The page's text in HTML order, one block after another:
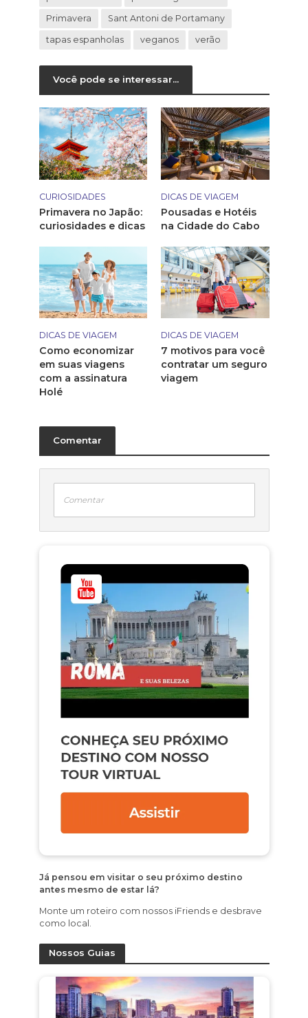
Primavera Sant Antoni de Portamany
tapas espanholas veganos verão
Você pode se interessar...
CURIOSIDADES
Primavera no Japão:
curiosidades e dicas
DICAS DE VIAGEM
Pousadas e Hotéis
na Cidade do Cabo
DICAS DE VIAGEM
Como economizar
em suas viagens
com a assinatura
Holé
DICAS DE VIAGEM
7 motivos para você
contratar um seguro
viagem
Comentar
Comentar
Já pensou em visitar o seu próximo destino
antes mesmo de estar lá?
Monte um roteiro com nossos iFriends e desbrave
como local.
Nossos Guias